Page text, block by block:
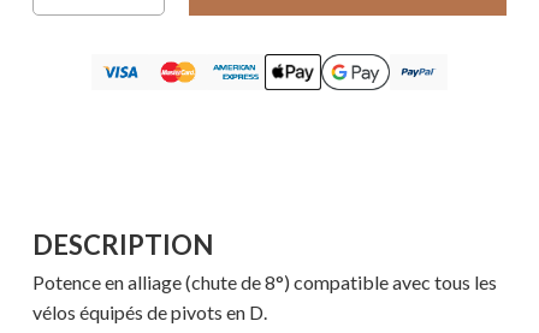
DESCRIPTION
Potence en alliage (chute de 8°) compatible avec tous les
vélos équipés de pivots en D.